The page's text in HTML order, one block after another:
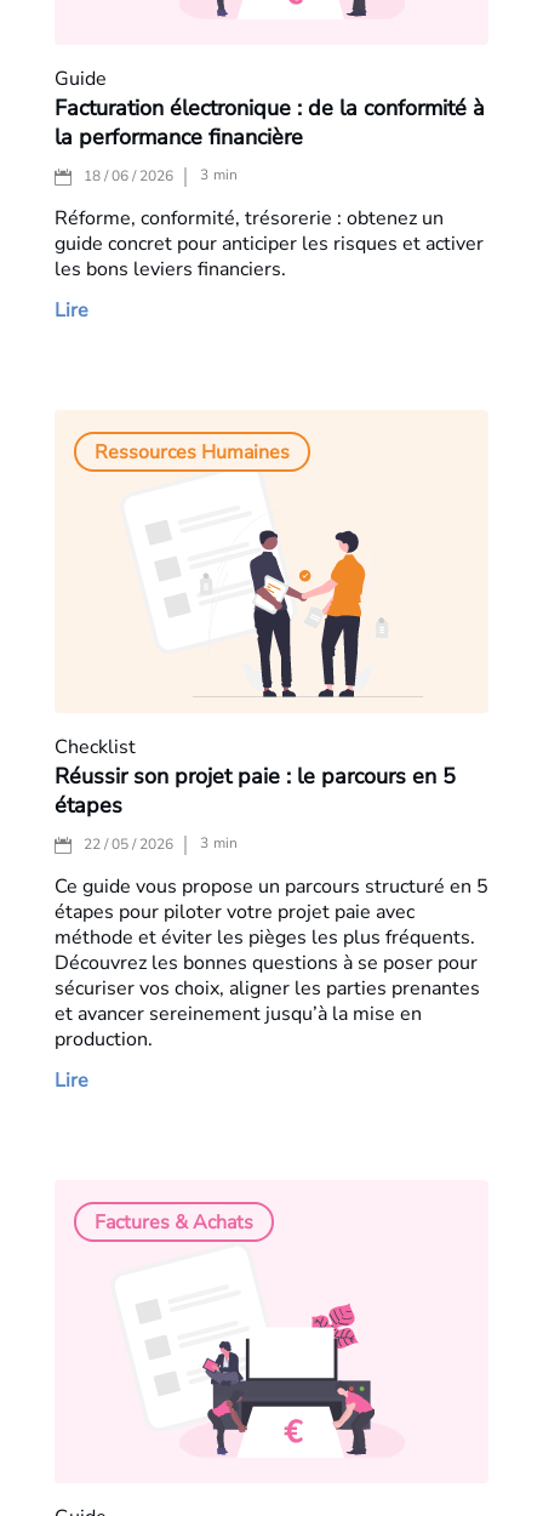
Guide
Facturation électronique : de la conformité à
la performance financière
18 / 06 / 2026 3 min
Réforme, conformité, trésorerie : obtenez un
guide concret pour anticiper les risques et activer
les bons leviers financiers.
Lire
Ressources Humaines
Checklist
Réussir son projet paie : le parcours en 5
étapes
22 / 05 / 2026 3 min
Ce guide vous propose un parcours structuré en 5
étapes pour piloter votre projet paie avec
méthode et éviter les pièges les plus fréquents.
Découvrez les bonnes questions à se poser pour
sécuriser vos choix, aligner les parties prenantes
et avancer sereinement jusqu’à la mise en
production.
Lire
Factures & Achats